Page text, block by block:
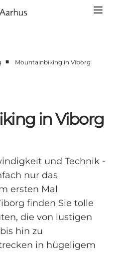
■ Mountainbiking in Viborg
in Viborg
und Technik -
nur das
ersten Mal
finden Sie tolle
die von lustigen
hin zu
in hügeligem